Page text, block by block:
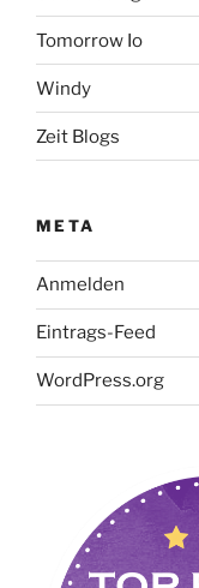
Tomorrow Io
Windy
Zeit Blogs
META
Anmelden
Eintrags-Feed
WordPress.org